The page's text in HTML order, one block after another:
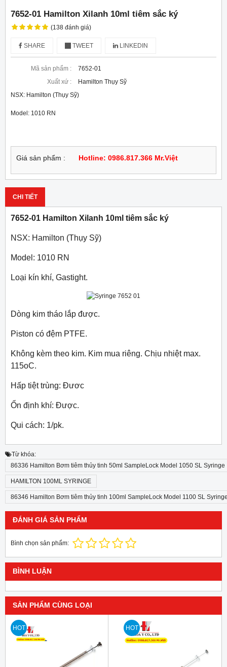
7652-01 Hamilton Xilanh 10ml tiêm sắc ký
(138 đánh giá)
SHARE TWEET LINKEDIN
Mã sản phẩm :
7652-01
Xuất xứ :
Hamilton Thụy Sỹ
NSX: Hamilton (Thụy Sỹ)
Model: 1010 RN
Giá sản phẩm : Hotline: 0986.817.366 Mr.Việt
CHI TIẾT
7652-01 Hamilton Xilanh 10ml tiêm sắc ký
NSX: Hamilton (Thụy Sỹ)
Model: 1010 RN
Loại kín khí, Gastight.
Dòng kim tháo lắp được.
Piston có đệm PTFE.
Không kèm theo kim. Kim mua riêng. Chịu nhiệt max.
115oC.
Hấp tiệt trùng: Đươc
Ổn định khí: Được.
Qui cách: 1/pk.
Từ khóa:
86336 Hamilton Bơm tiêm thủy tinh 50ml SampleLock Model 1050 SL Syringe
HAMILTON 100ML SYRINGE
86346 Hamilton Bơm tiêm thủy tinh 100ml SampleLock Model 1100 SL
ĐÁNH GIÁ SẢN PHẨM
Bình chọn sản phẩm:
BÌNH LUẬN
SẢN PHẨM CÙNG LOẠI
HOT HOT